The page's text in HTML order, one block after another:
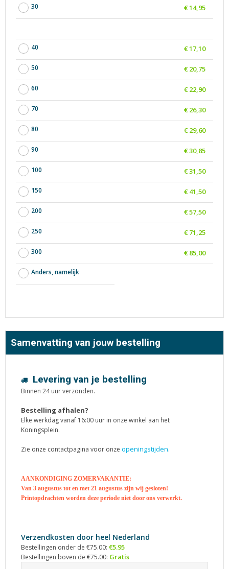
30 € 14,95
40
50
60
70
80
90
100
150
200
250
300
Anders, namelijk
€ 17,10
€ 20,75
€ 22,90
€ 26,30
€ 29,60
€ 30,85
€ 31,50
€ 41,50
€ 57,50
€ 71,25
€ 85,00
Samenvatting van jouw bestelling
Levering van je bestelling
Binnen 24 uur verzonden.
Bestelling afhalen?
Elke werkdag vanaf 16:00 uur in onze winkel aan het
Koningsplein.
Zie onze contactpagina voor onze openingstijden.
AANKONDIGING ZOMERVAKANTIE:
Van 3 augustus tot en met 21 augustus zijn wij gesloten!
Printopdrachten worden deze periode niet door ons verwerkt.
Verzendkosten door heel Nederland
Bestellingen onder de €75.00: €5.95
Bestellingen boven de €75.00: Gratis